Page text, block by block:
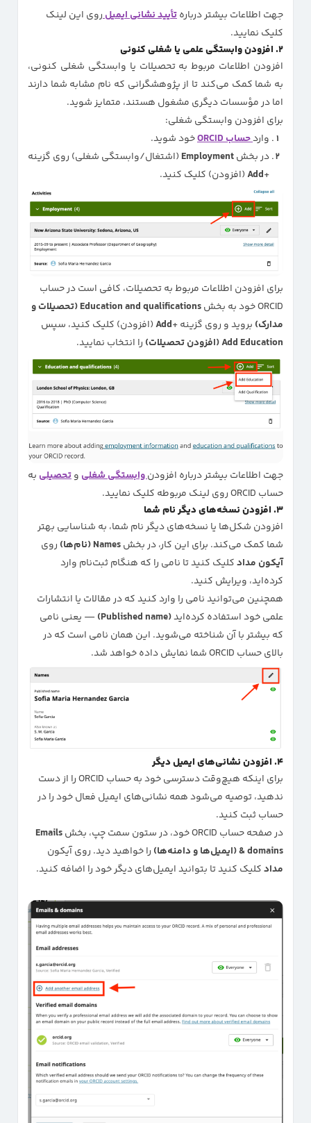
جهت اطلاعات بیشتر دربارهتأیید نشانی ایمیلروی این لینک
کلیک نمایید.
۲. افزودن وابستگی علمی یا شغلی کنونی
افزودن اطلاعات مربوط به تحصیلات یا وابستگی شغلی کنونی،
به شما کمک می‌کند تا از پژوهشگرانی که نام مشابه شما دارند
اما در مؤسسات دیگری مشغول هستند، متمایز شوید.
برای افزودن وابستگی شغلی:
واردحساب ORCID
خود شوید.
در بخش
(اشتغال/وابستگی شغلی) روی گزینه
+
Add(افزودن) کلیک کنید.
برای افزودن اطلاعات مربوط به تحصیلات، کافی است در حساب
ORCID خود به بخش
Education and qualifications (تحصیلات و
مدارک) بروید و روی گزینه +Add(افزودن) کلیک کنید، سپس
Add Education (افزودن تحصیلات)
را انتخاب نمایید.
جهت اطلاعات بیشتر درباره افزودنوابستگی شغلی وتحصیلی به
حساب ORCID روی لینک مربوطه کلیک نمایید.
۳. افزودن نسخه‌های دیگر نام شما
افزودن شکل‌ها یا نسخه‌های دیگر نام شما، به شناسایی بهتر
شما کمک می‌کند. برای این کار، در بخشNames (نام‌ها)
روی
آیکون مدادکلیک کنید تا نامی را که هنگام ثبت‌نام وارد
کرده‌اید، ویرایش کنید.
همچنین می‌توانید نامی را وارد کنید که در مقالات یا انتشارات
علمی خود استفاده کرده‌اید(Published name)
— یعنی نامی
که بیشتر با آن شناخته می‌شوید. این همان نامی است که در
بالای حساب ORCID شما نمایش داده خواهد شد.
۴. افزودن نشانی‌های ایمیل دیگر
برای اینکه هیچ‌وقت دسترسی خود به حساب ORCID را از دست
ندهید، توصیه می‌شود همه نشانی‌های ایمیل فعال خود را در
حساب ثبت کنید.
در صفحه حساب ORCID خود، در ستون سمت چپ، بخش
Emails
& domains (ایمیل‌ها و دامنه‌ها)
را خواهید دید. روی آیکون
مدادکلیک کنید تا بتوانید ایمیل‌های دیگر خود را اضافه کنید.